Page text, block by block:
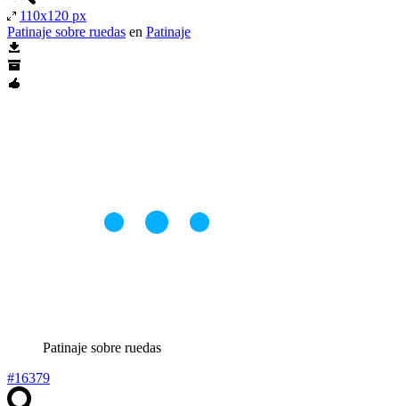
110x120 px
Patinaje sobre ruedas en Patinaje
Patinaje sobre ruedas
#16379